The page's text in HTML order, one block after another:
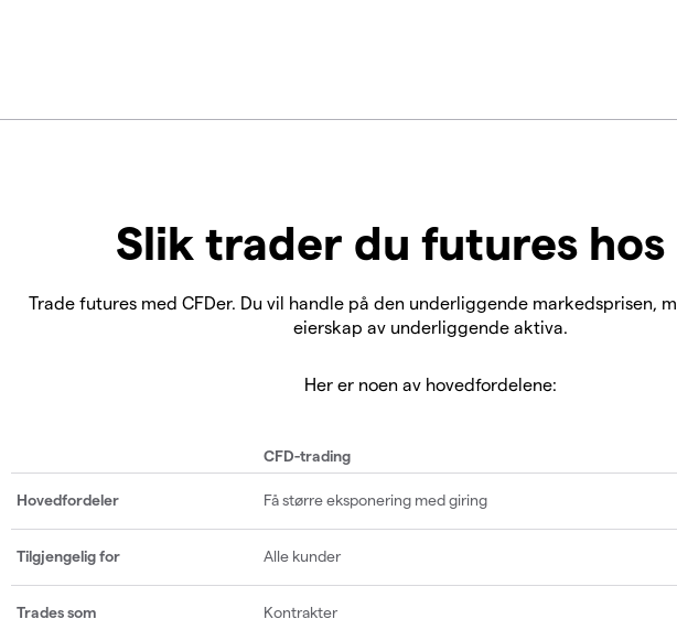
Slik trader du futures hos
Trade futures med CFDer. Du vil handle på den underliggende markedsprisen,
eierskap av underliggende aktiva.
Her er noen av hovedfordelene:
CFD-trading
Hovedfordeler Få større eksponering med giring
Tilgjengelig for Alle kunder
Trades som Kontrakter